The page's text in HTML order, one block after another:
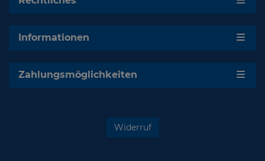
Informationen
Zahlungsmöglichkeiten
Widerruf